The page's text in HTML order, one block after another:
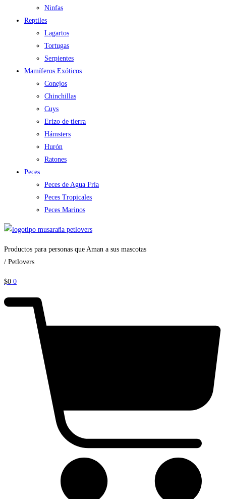
Ninfas
Reptiles
Lagartos
Tortugas
Serpientes
Mamíferos Exóticos
Conejos
Chinchillas
Cuys
Erizo de tierra
Hámsters
Hurón
Ratones
Peces
Peces de Agua Fría
Peces Tropicales
Peces Marinos
Productos para personas que Aman a sus mascotas
/ Petlovers
$0 0